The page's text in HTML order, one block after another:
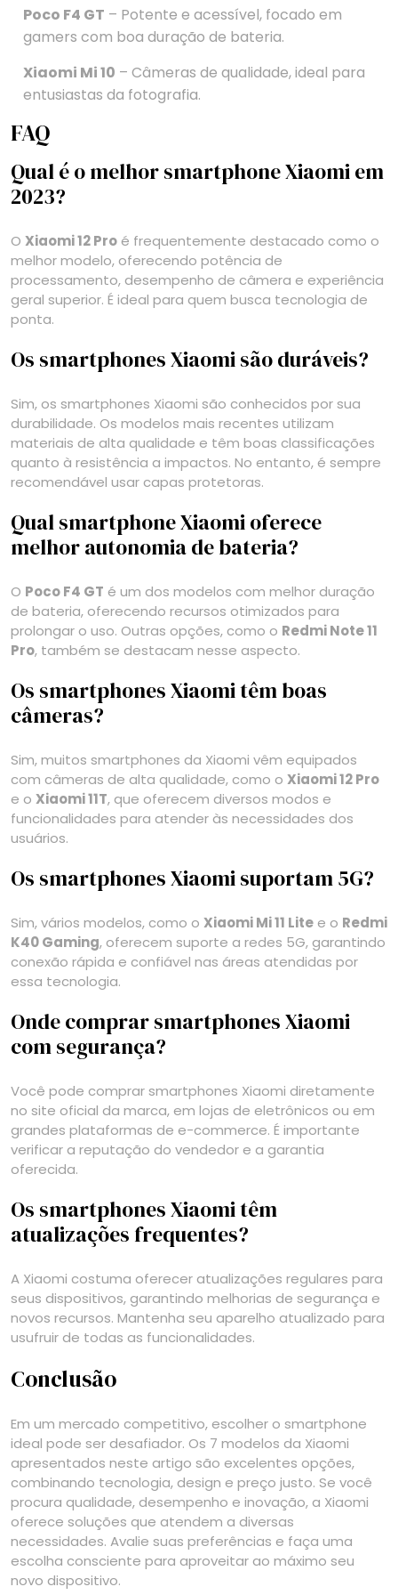
Poco F4 GT – Potente e acessível, focado em
gamers com boa duração de bateria.
Xiaomi Mi 10 – Câmeras de qualidade, ideal para
entusiastas da fotografia.
FAQ
Qual é o melhor smartphone Xiaomi em
2023?
O Xiaomi 12 Pro é frequentemente destacado como o
melhor modelo, oferecendo potência de
processamento, desempenho de câmera e experiência
geral superior. É ideal para quem busca tecnologia de
ponta.
Os smartphones Xiaomi são duráveis?
Sim, os smartphones Xiaomi são conhecidos por sua
durabilidade. Os modelos mais recentes utilizam
materiais de alta qualidade e têm boas classificações
quanto à resistência a impactos. No entanto, é sempre
recomendável usar capas protetoras.
Qual smartphone Xiaomi oferece
melhor autonomia de bateria?
O Poco F4 GT é um dos modelos com melhor duração
de bateria, oferecendo recursos otimizados para
prolongar o uso. Outras opções, como o Redmi Note 11
Pro, também se destacam nesse aspecto.
Os smartphones Xiaomi têm boas
câmeras?
Sim, muitos smartphones da Xiaomi vêm equipados
com câmeras de alta qualidade, como o Xiaomi 12 Pro
e o Xiaomi 11T, que oferecem diversos modos e
funcionalidades para atender às necessidades dos
usuários.
Os smartphones Xiaomi suportam 5G?
Sim, vários modelos, como o Xiaomi Mi 11 Lite e o Redmi
K40 Gaming, oferecem suporte a redes 5G, garantindo
conexão rápida e confiável nas áreas atendidas por
essa tecnologia.
Onde comprar smartphones Xiaomi
com segurança?
Você pode comprar smartphones Xiaomi diretamente
no site oficial da marca, em lojas de eletrônicos ou em
grandes plataformas de e-commerce. É importante
verificar a reputação do vendedor e a garantia
oferecida.
Os smartphones Xiaomi têm
atualizações frequentes?
A Xiaomi costuma oferecer atualizações regulares para
seus dispositivos, garantindo melhorias de segurança e
novos recursos. Mantenha seu aparelho atualizado para
usufruir de todas as funcionalidades.
Conclusão
Em um mercado competitivo, escolher o smartphone
ideal pode ser desafiador. Os 7 modelos da Xiaomi
apresentados neste artigo são excelentes opções,
combinando tecnologia, design e preço justo. Se você
procura qualidade, desempenho e inovação, a Xiaomi
oferece soluções que atendem a diversas
necessidades. Avalie suas preferências e faça uma
escolha consciente para aproveitar ao máximo seu
novo dispositivo.